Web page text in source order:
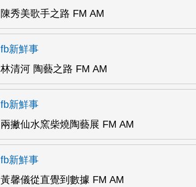
陳秀美歌手之路 FM AM
fb新鮮事
林清河 陶藝之路 FM AM
fb新鮮事
兩撇仙水窯柴燒陶藝展 FM AM
fb新鮮事
黃馨儀從直覺到數據 FM AM